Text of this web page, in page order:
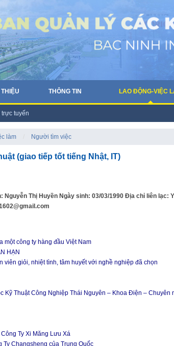
THÔNG TIN LAO ĐỘNG-VIỆC
trực tuyến
làm Người tìm việc
(giao tiếp tốt tiếng Nhật, IT)
Nguyễn Thị Huyền Ngày sinh: 03/03/1990 Địa chỉ liên lạc:
một công ty hàng đầu Việt Nam
HẠN
viên giỏi, nhiệt tình, tâm huyết với nghề nghiệp đã chọn
Kỹ Thuật Công Nghiệp Thái Nguyên – Khoa Điện –
Ty Xi Măng Lưu Xá
Ty Changsheng của Trung Quốc